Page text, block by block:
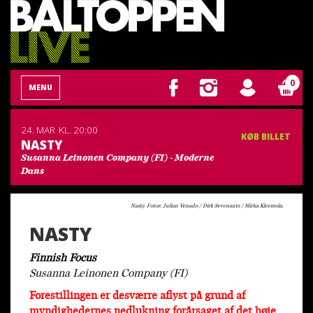
MENU 0
24. MAR KL. 20:00
NASTY
Susanna Leinonen Company (FI) - Moderne
Dans
KØB BILLET
Nasty. Fotos: Julian Venado / Dirk Sevenants / Mirka Kleemola.
NASTY
Finnish Focus
Susanna Leinonen Company (FI)
Forestillingen er desværre aflyst på grund af